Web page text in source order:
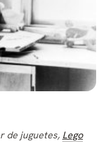
de juguetes, Lego